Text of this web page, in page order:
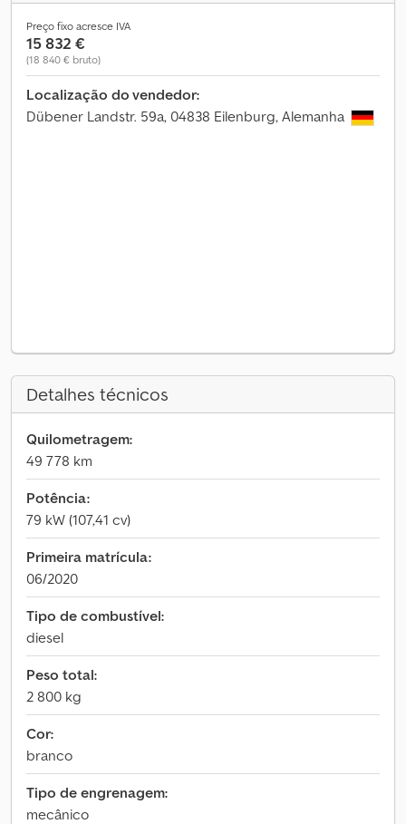
Preço fixo acresce IVA
15 832 €
(18 840 € bruto)
Localização do vendedor:
Dübener Landstr. 59a, 04838 Eilenburg, Alemanha
Detalhes técnicos
Quilometragem:
49 778 km
Potência:
79 kW (107,41 cv)
Primeira matrícula:
06/2020
Tipo de combustível:
diesel
Peso total:
2 800 kg
Cor:
branco
Tipo de engrenagem:
mecânico